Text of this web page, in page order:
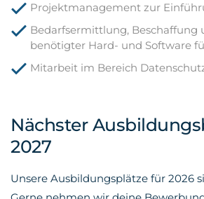
Projektmanagement zur
Bedarfsermittlung, Beschaffung
benötigter Hard- und Software
Mitarbeit im Bereich
Nächster
2027
Unsere Ausbildungsplätze für 2026